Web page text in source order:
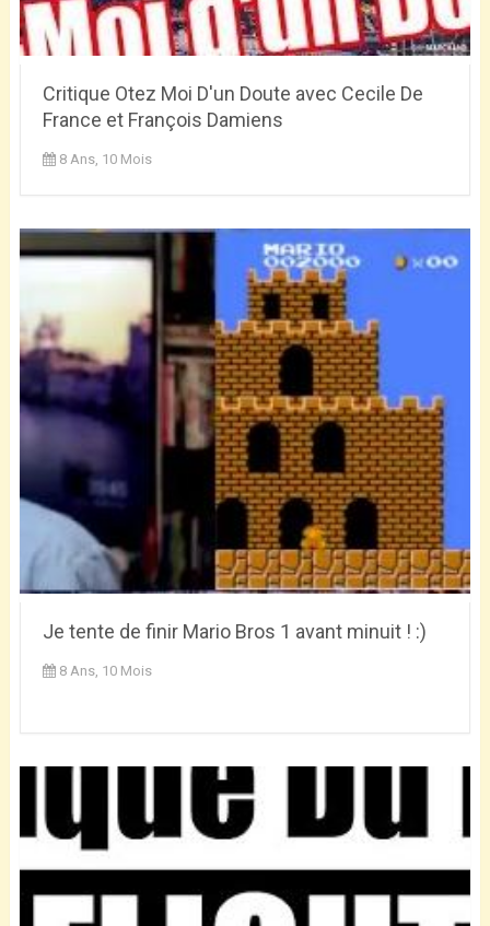
Critique Otez Moi D'un Doute avec Cecile De
France et François Damiens
8 Ans, 10 Mois
Je tente de finir Mario Bros 1 avant minuit ! :)
8 Ans, 10 Mois